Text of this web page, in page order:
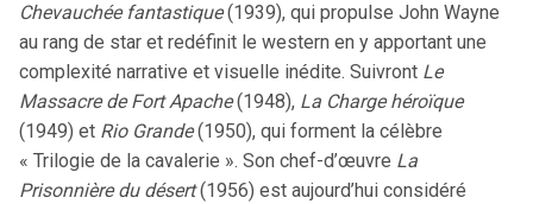
Chevauchée fantastique(1939), qui propulse John Wayne
au rang de star et redéfinit le western en y apportant une
complexité narrative et visuelle inédite. Suivront Le
Massacre de Fort Apache(1948), La Charge héroïque
(1949) et Rio Grande(1950), qui forment la célèbre
« Trilogie de la cavalerie ». Son chef-d’œuvre La
Prisonnière du désert(1956) est aujourd’hui considéré